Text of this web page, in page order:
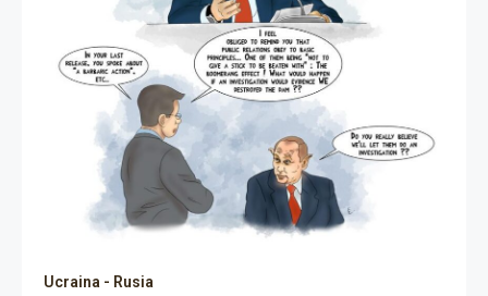
Ucraina - Rusia